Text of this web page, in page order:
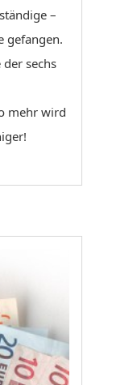
–
gefangen.
der sechs
mehr wird